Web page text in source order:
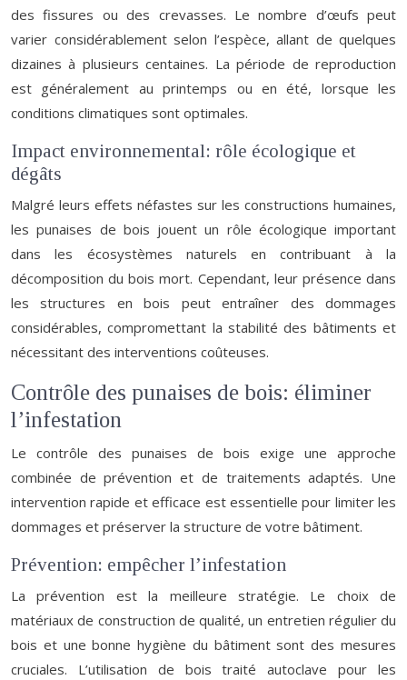
des fissures ou des crevasses. Le nombre d’œufs peut
varier considérablement selon l’espèce, allant de quelques
dizaines à plusieurs centaines. La période de reproduction
est généralement au printemps ou en été, lorsque les
conditions climatiques sont optimales.
Impact environnemental: rôle écologique et
dégâts
Malgré leurs effets néfastes sur les constructions humaines,
les punaises de bois jouent un rôle écologique important
dans les écosystèmes naturels en contribuant à la
décomposition du bois mort. Cependant, leur présence dans
les structures en bois peut entraîner des dommages
considérables, compromettant la stabilité des bâtiments et
nécessitant des interventions coûteuses.
Contrôle des punaises de bois: éliminer
l’infestation
Le contrôle des punaises de bois exige une approche
combinée de prévention et de traitements adaptés. Une
intervention rapide et efficace est essentielle pour limiter les
dommages et préserver la structure de votre bâtiment.
Prévention: empêcher l’infestation
La prévention est la meilleure stratégie. Le choix de
matériaux de construction de qualité, un entretien régulier du
bois et une bonne hygiène du bâtiment sont des mesures
cruciales. L’utilisation de bois traité autoclave pour les